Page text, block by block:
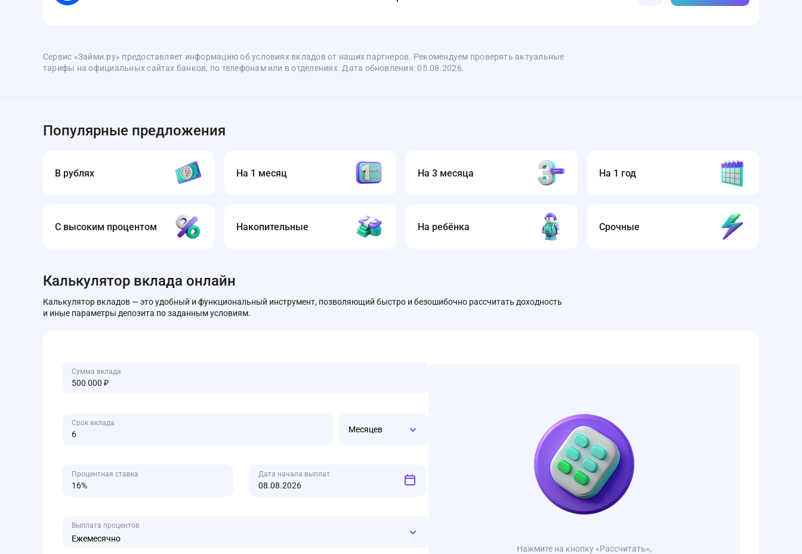
Сервис «Займи.ру» предоставляет информацию об условиях вкладов от наших партнеров. Рекомендуем проверять актуальные
тарифы на официальных сайтах банков, по телефонам или в отделениях. Дата обновления: 05.08.2026.
Популярные предложения
В рублях На 1 месяц На 3 месяца На 1 год
С высоким процентом Накопительные На ребёнка Срочные
Калькулятор вклада онлайн
Калькулятор вкладов — это удобный и функциональный инструмент, позволяющий быстро и безошибочно рассчитать доходность
и иные параметры депозита по заданным условиям.
Сумма вклада
Срок вклада
Месяцев
Процентная ставка Дата начала выплат
Выплата процентов
Ежемесячно
Нажмите на кнопку «Рассчитать»,